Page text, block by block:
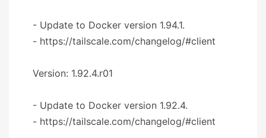
- Update to Docker version 1.94.1.
- https://tailscale.com/changelog/#client
Version: 1.92.4.r01
- Update to Docker version 1.92.4.
- https://tailscale.com/changelog/#client